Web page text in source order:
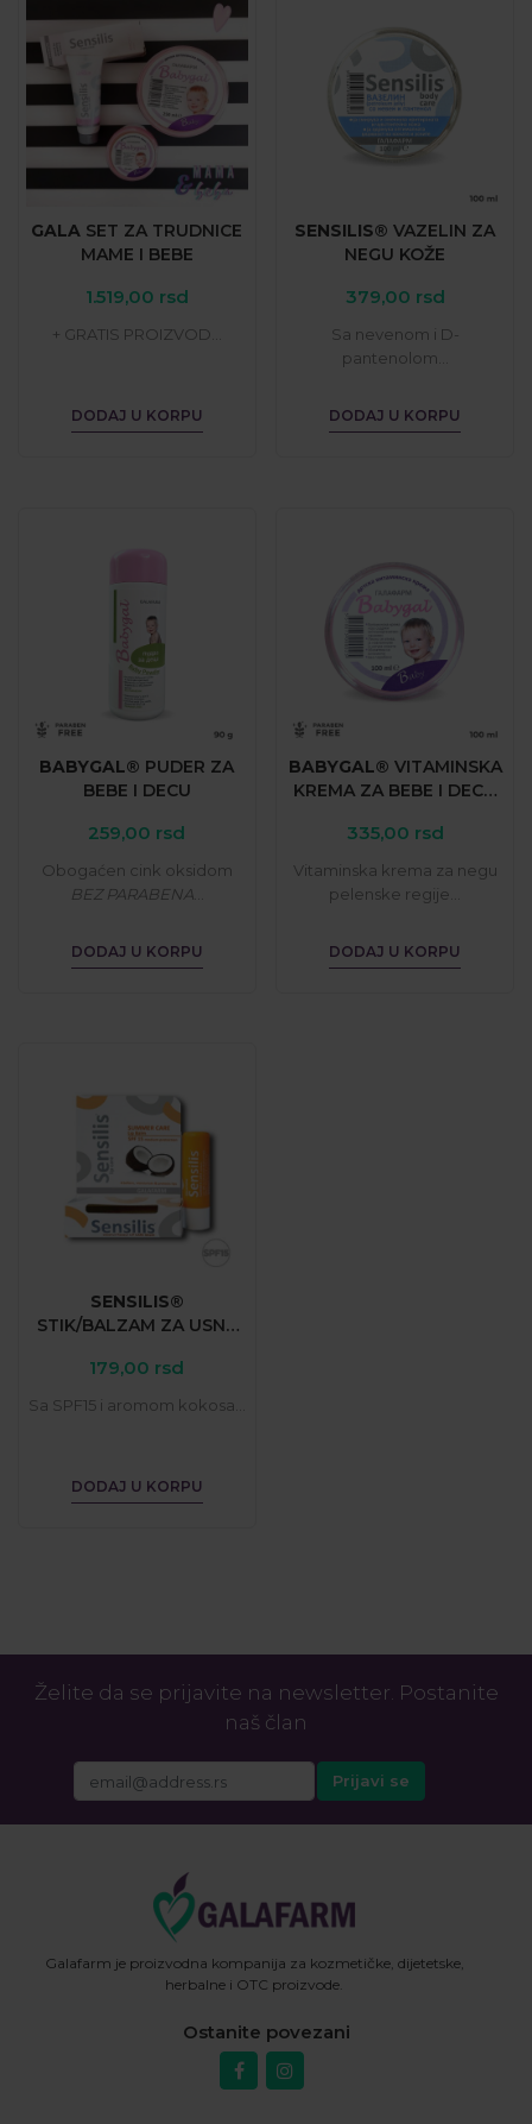
GALA SET ZA TRUDNICE
MAME I BEBE
1.519,00 rsd
+ GRATIS PROIZVOD...
DODAJ U KORPU
SENSILIS® VAZELIN ZA
NEGU KOŽE
379,00 rsd
Sa nevenom i D-
pantenolom...
DODAJ U KORPU
BABYGAL® PUDER ZA
BEBE I DECU
259,00 rsd
Obogaćen cink oksidom
BEZ PARABENA...
DODAJ U KORPU
BABYGAL® VITAMINSKA
KREMA ZA BEBE I DECU
335,00 rsd
Vitaminska krema za negu
pelenske regije...
DODAJ U KORPU
SENSILIS®
STIK/BALZAM ZA USNE
179,00 rsd
Sa SPF15 i aromom kokosa...
DODAJ U KORPU
Želite da se prijavite na newsletter. Postanite
naš član
Galafarm je proizvodna kompanija za kozmetičke, dijetetske,
herbalne i OTC proizvode.
Ostanite povezani